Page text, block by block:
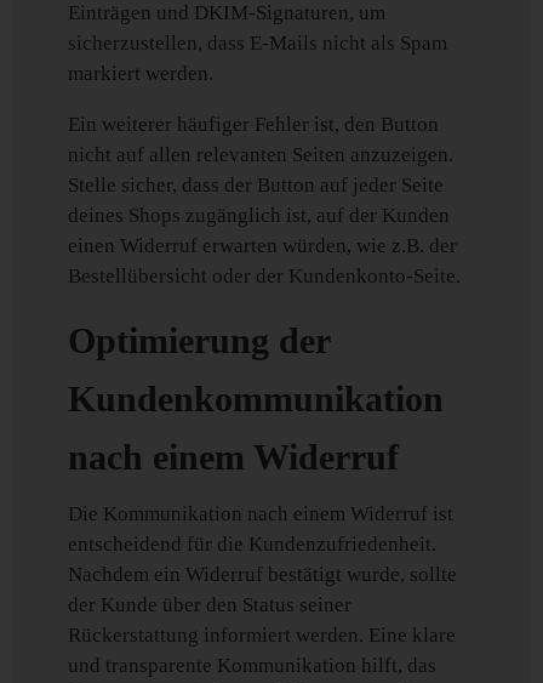
Einträgen und DKIM-Signaturen, um
sicherzustellen, dass E-Mails nicht als Spam
markiert werden.
Ein weiterer häufiger Fehler ist, den Button
nicht auf allen relevanten Seiten anzuzeigen.
Stelle sicher, dass der Button auf jeder Seite
deines Shops zugänglich ist, auf der Kunden
einen Widerruf erwarten würden, wie z.B. der
Bestellübersicht oder der Kundenkonto-Seite.
Optimierung der
Kundenkommunikation
nach einem Widerruf
Die Kommunikation nach einem Widerruf ist
entscheidend für die Kundenzufriedenheit.
Nachdem ein Widerruf bestätigt wurde, sollte
der Kunde über den Status seiner
Rückerstattung informiert werden. Eine klare
und transparente Kommunikation hilft, das